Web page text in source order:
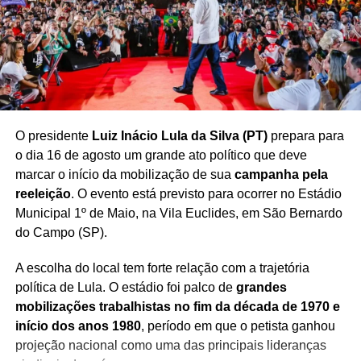
Redação Saiba+
O presidente Luiz Inácio Lula da Silva (PT)prepara para
o dia 16 de agosto um grande ato político que deve
marcar o início da mobilização de sua campanha pela
reeleição. O evento está previsto para ocorrer no Estádio
Municipal 1º de Maio, na Vila Euclides, em São Bernardo
do Campo (SP).
A escolha do local tem forte relação com a trajetória
política de Lula. O estádio foi palco de grandes
mobilizações trabalhistas no fim da década de 1970 e
início dos anos 1980, período em que o petista ganhou
projeção nacional como uma das principais lideranças